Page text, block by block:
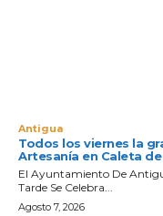
Antigua
Todos los viernes la
Artesanía en Caleta
El Ayuntamiento De
Tarde Se Celebra...
Agosto 7, 2026